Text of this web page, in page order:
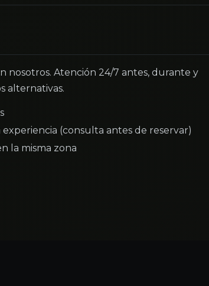
nosotros. Atención 24/7 antes, durante y
alternativas.
(consulta antes de reservar)
la misma zona